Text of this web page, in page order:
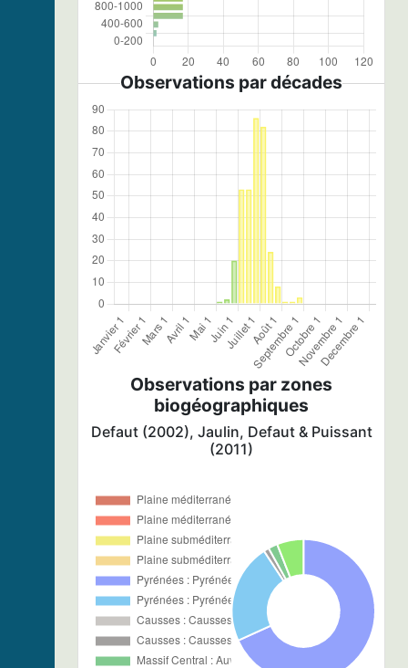
Observations par décades
Observations par zones
biogéographiques
Defaut (2002), Jaulin, Defaut & Puissant
(2011)